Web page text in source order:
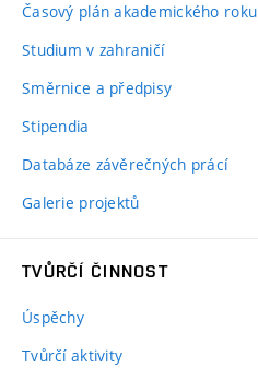
Časový plán akademického roku
Studium v zahraničí
Směrnice a předpisy
Stipendia
Databáze závěrečných prácí
Galerie projektů
TVŮRČÍ ČINNOST
Úspěchy
Tvůrčí aktivity